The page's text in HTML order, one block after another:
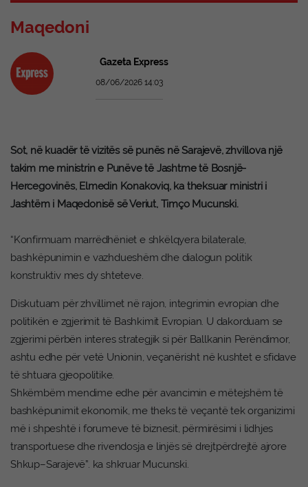
Maqedoni
Gazeta Express
08/06/2026 14:03
Sot, në kuadër të vizitës së punës në Sarajevë, zhvillova një
takim me ministrin e Punëve të Jashtme të Bosnjë-
Hercegovinës, Elmedin Konakoviq, ka theksuar ministri i
Jashtëm i Maqedonisë së Veriut, Timço Mucunski.
“Konfirmuam marrëdhëniet e shkëlqyera bilaterale,
bashkëpunimin e vazhdueshëm dhe dialogun politik
konstruktiv mes dy shteteve.
Diskutuam për zhvillimet në rajon, integrimin evropian dhe
politikën e zgjerimit të Bashkimit Evropian. U dakorduam se
zgjerimi përbën interes strategjik si për Ballkanin Perëndimor,
ashtu edhe për vetë Unionin, veçanërisht në kushtet e sfidave
të shtuara gjeopolitike.
Shkëmbëm mendime edhe për avancimin e mëtejshëm të
bashkëpunimit ekonomik, me theks të veçantë tek organizimi
më i shpeshtë i forumeve të biznesit, përmirësimi i lidhjes
transportuese dhe rivendosja e linjës së drejtpërdrejtë ajrore
Shkup–Sarajevë”. ka shkruar Mucunski.